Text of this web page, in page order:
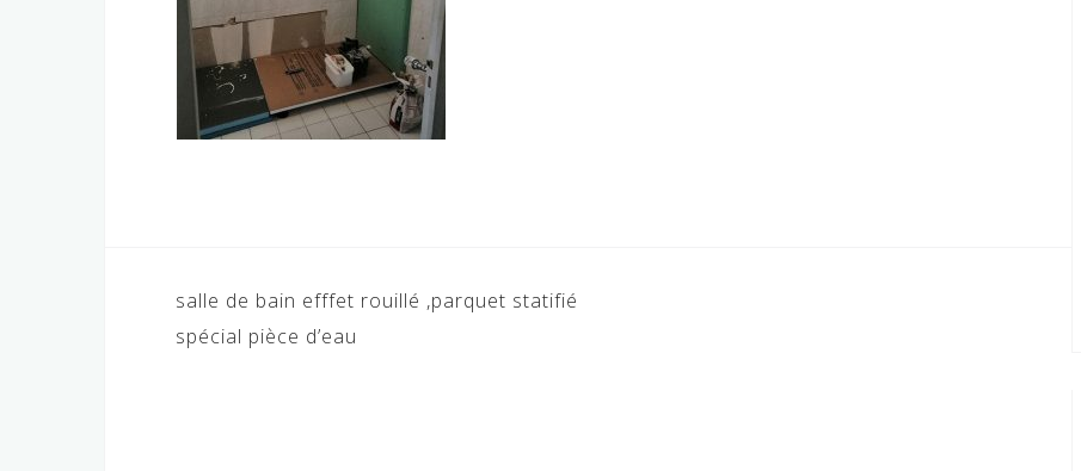
Navigation
de
salle de bain efffet rouillé ,parquet statifié
spécial pièce d’eau